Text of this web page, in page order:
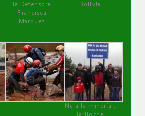
la Defensora
Francisca
Márquez
Bolivia
No a la minería ,
Bariloche,